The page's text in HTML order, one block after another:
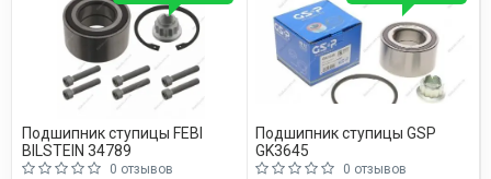
Подшипник ступицы FEBI
BILSTEIN 34789
0 отзывов
Подшипник ступицы GSP
GK3645
0 отзывов